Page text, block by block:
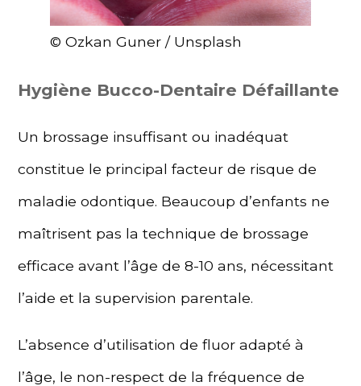
© Ozkan Guner / Unsplash
Hygiène Bucco-Dentaire Défaillante
Un brossage insuffisant ou inadéquat
constitue le principal facteur de risque de
maladie odontique. Beaucoup d’enfants ne
maîtrisent pas la technique de brossage
efficace avant l’âge de 8-10 ans, nécessitant
l’aide et la supervision parentale.
L’absence d’utilisation de fluor adapté à
l’âge, le non-respect de la fréquence de